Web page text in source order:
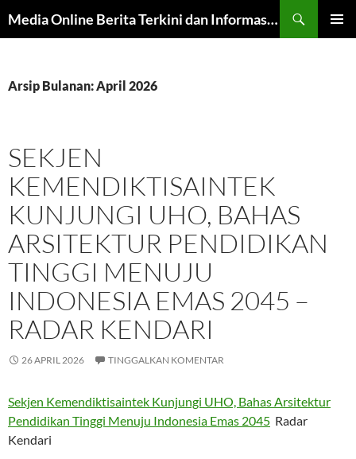
ke
Media Online Berita Terkini dan Informasi Harian
Arsip Bulanan: April 2026
SEKJEN
KEMENDIKTISAINTEK
KUNJUNGI UHO, BAHAS
ARSITEKTUR PENDIDIKAN
TINGGI MENUJU
INDONESIA EMAS 2045 –
RADAR KENDARI
26 APRIL 2026 TINGGALKAN KOMENTAR
Sekjen Kemendiktisaintek Kunjungi UHO, Bahas Arsitektur
Pendidikan Tinggi Menuju Indonesia Emas 2045 Radar
Kendari